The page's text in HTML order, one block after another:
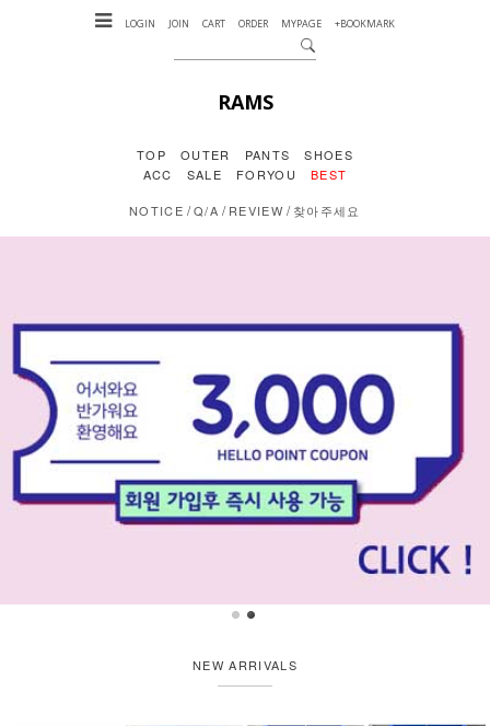
LOGIN JOIN CART ORDER MYPAGE +BOOKMARK
RAMS
TOP OUTER PANTS
SHOES
ACC
SALE FORYOU BEST
NOTICE /Q/A /REVIEW /찾아주세요
NEW ARRIVALS